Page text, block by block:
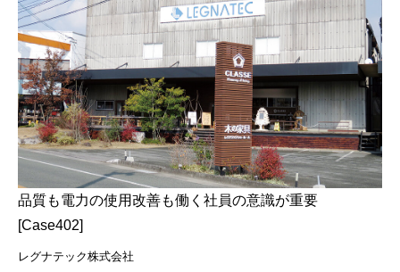
品質も電力の使用改善も働く社員の意識が重要
[Case402]
レグナテック株式会社